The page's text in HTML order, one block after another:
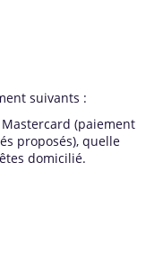
suivants :
Mastercard (paiement
proposés), quelle
domicilié.